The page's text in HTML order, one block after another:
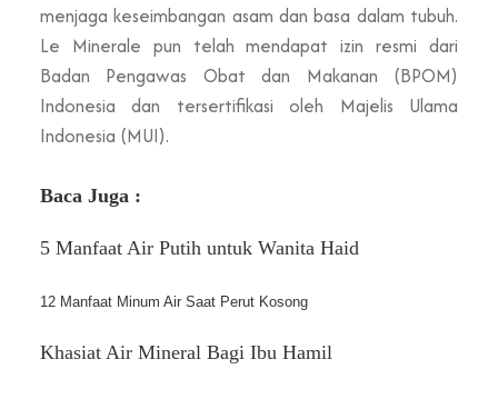
menjaga keseimbangan asam dan basa dalam tubuh.
Le Minerale pun telah mendapat izin resmi dari
Badan Pengawas Obat dan Makanan (BPOM)
Indonesia dan tersertifikasi oleh Majelis Ulama
Indonesia (MUI).
Baca Juga :
5 Manfaat Air Putih untuk Wanita Haid
12 Manfaat Minum Air Saat Perut Kosong
Khasiat Air Mineral Bagi Ibu Hamil